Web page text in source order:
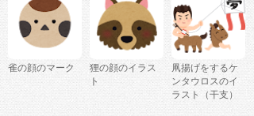
雀の顔のマーク
狸の顔のイラス
ト
凧揚げをするケ
ンタウロスのイ
ラスト（干支）